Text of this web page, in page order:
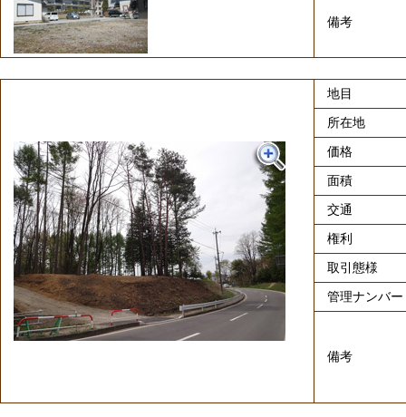
備考
地目
所在地
価格
面積
交通
権利
取引態様
管理ナンバー
備考